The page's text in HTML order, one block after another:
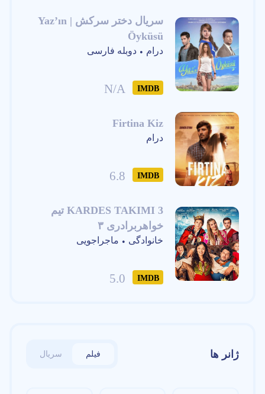
سریال دختر سرکش | Yaz’ın
Öyküsü
درام • دوبله فارسی
IMDB
N/A
Firtina Kiz
درام
IMDB
6.8
KARDES TAKIMI 3 تیم
خواهربرادری ۳
خانوادگی • ماجراجویی
IMDB
5.0
ژانر ها فیلم سریال